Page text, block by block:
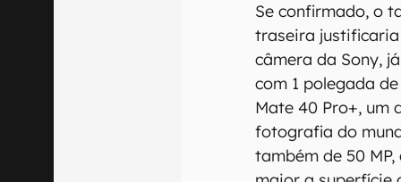
Se confirmado, o
traseira
câmera da Sony,
com 1 polegada
Mate 40 Pro+, um
fotografia do
também de 50